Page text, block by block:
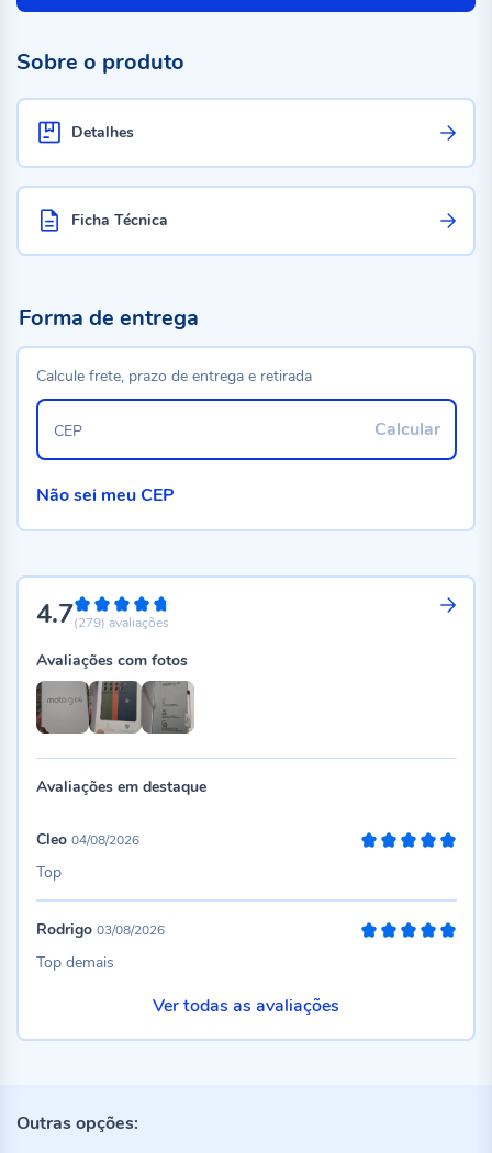
Sobre o produto
Detalhes
Ficha Técnica
4.794%
(279) avaliações
Avaliações com fotos
Avaliações em destaque
Cleo 04/08/2026
Top
Rodrigo 03/08/2026
Top demais
Ver todas as avaliações
Forma de entrega
Calcule frete, prazo de entrega e retirada
Calcular
CEP
Não sei meu CEP
Outras opções: